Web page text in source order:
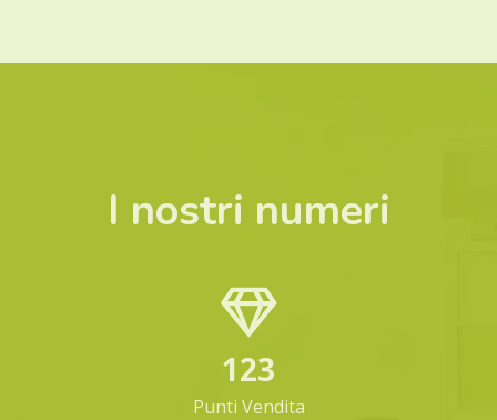
I nostri numeri
123
Punti Vendita